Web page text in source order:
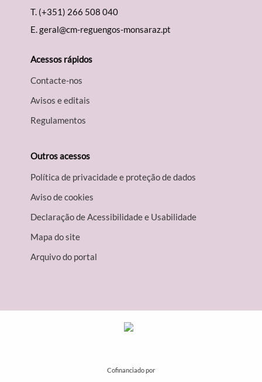
T. (+351) 266 508 040
E.geral@cm-reguengos-monsaraz.pt
Acessos rápidos
Contacte-nos
Avisos e editais
Regulamentos
Outros acessos
Política de privacidade e proteção de dados
Aviso de cookies
Declaração de Acessibilidade e Usabilidade
Mapa do site
Arquivo do portal
Cofinanciado por